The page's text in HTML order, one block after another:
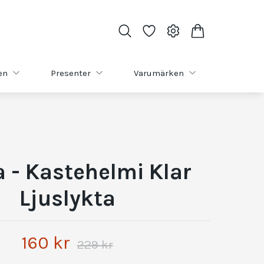
Presenter Varumärken
- Kastehelmi Klar
Ljuslykta
160 kr 229 kr